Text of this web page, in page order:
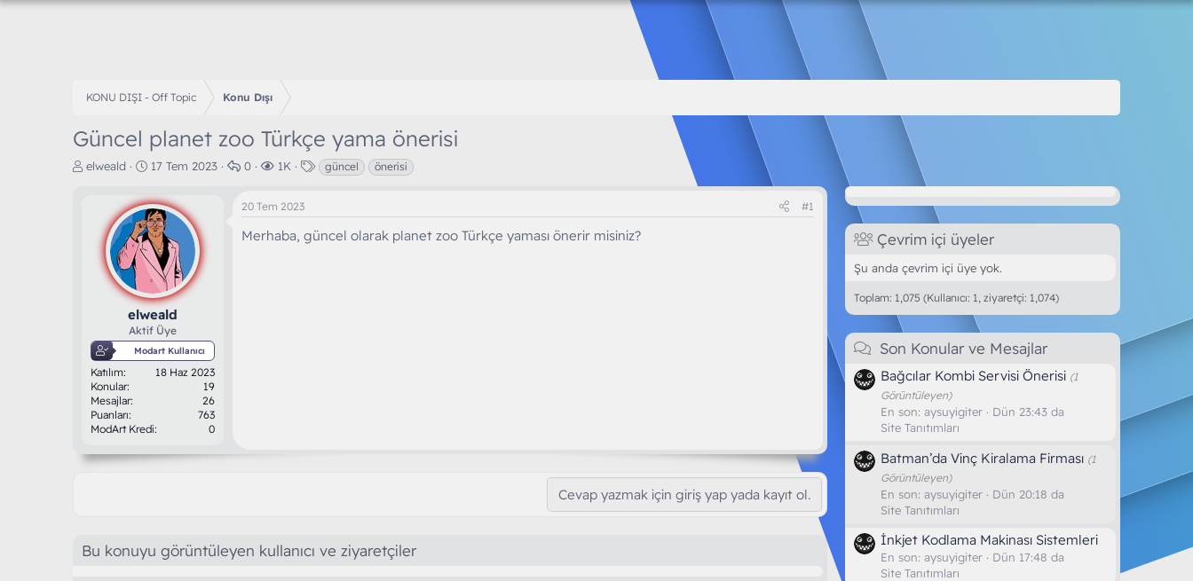
KONU DIŞI - Off Topic Konu Dışı
Güncel planet zoo Türkçe yama önerisi
K
a
n
elweald
B
ş
l
a
n
g
ı
ç
t
a
r
i
h
17 Tem 2023
C
a
p
l
0
G
ü
n
t
1K
E
e
t
güncel önerisi
elweald
Aktif Üye
Modart Kullanıcı
Katılım
18 Haz 2023
Konular
19
Mesajlar
26
Puanları
763
ModArt Kredi
0
20 Tem 2023 #1
Merhaba, güncel olarak planet zoo Türkçe yaması önerir misiniz?
Cevap yazmak için giriş yap yada kayıt ol.
Bu konuyu görüntüleyen kullanıcı ve ziyaretçiler
Çevrim içi üyeler
Şu anda çevrim içi üye yok.
Toplam: 1,075 (Kullanıcı: 1, ziyaretçi: 1,074)
Son Konular ve Mesajlar
Bağcılar Kombi Servisi Önerisi (1
Görüntüleyen)
En son: aysuyigiter
Dün 23:43 da
Site Tanıtımları
Batman’da Vinç Kiralama Firması (1
Görüntüleyen)
En son: aysuyigiter
Dün 20:18 da
Site Tanıtımları
İnkjet Kodlama Makinası Sistemleri
En son: aysuyigiter
Dün 17:48 da
Site Tanıtımları